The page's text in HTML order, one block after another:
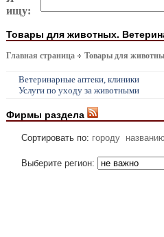
ищу:
Товары для животных.
Главная страница Товары для
Ветеринарные аптеки, клиники
Услуги по уходу за животными
Фирмы раздела
Сортировать по: городу
Выберите регион: